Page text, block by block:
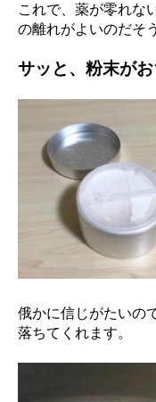
これで、薬が零れな
の離れがよいのだそ
サッと、粉末が
俄かに信じがたいの
落ちてくれます。